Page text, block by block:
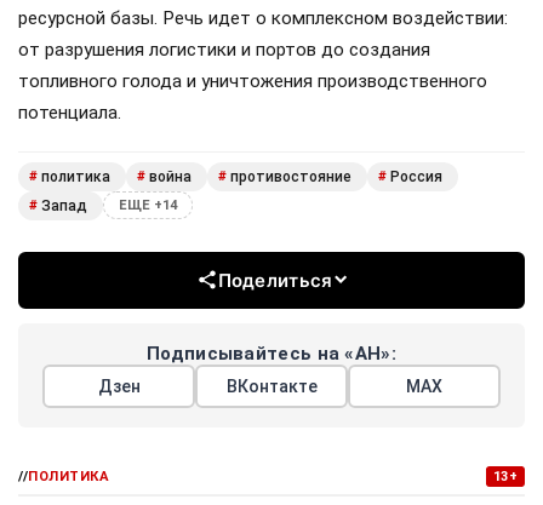
ресурсной базы. Речь идет о комплексном воздействии:
от разрушения логистики и портов до создания
топливного голода и уничтожения производственного
потенциала.
# политика # война # противостояние # Россия
# Запад ЕЩЕ +14
Поделиться
Подписывайтесь на «АН»:
Дзен ВКонтакте МАХ
//ПОЛИТИКА 13+